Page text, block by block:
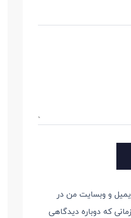
و وبسایت من در
که دوباره دیدگاهی